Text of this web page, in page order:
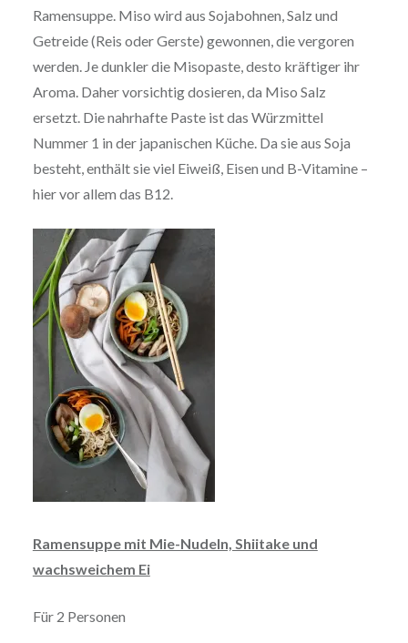
Ramensuppe. Miso wird aus Sojabohnen, Salz und
Getreide (Reis oder Gerste) gewonnen, die vergoren
werden. Je dunkler die Misopaste, desto kräftiger ihr
Aroma. Daher vorsichtig dosieren, da Miso Salz
ersetzt. Die nahrhafte Paste ist das Würzmittel
Nummer 1 in der japanischen Küche. Da sie aus Soja
besteht, enthält sie viel Eiweiß, Eisen und B-Vitamine –
hier vor allem das B12.
Ramensuppe mit Mie-Nudeln, Shiitake und
wachsweichem Ei
Für 2 Personen